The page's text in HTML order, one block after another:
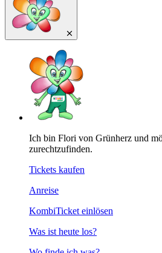
Ich bin Flori von Grünherz und
zurechtzufinden.
Tickets kaufen
Anreise
KombiTicket einlösen
Was ist heute los?